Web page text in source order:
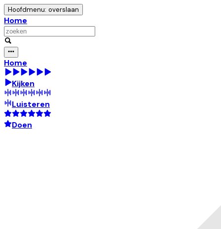
Hoofdmenu: overslaan
Home
Home
Kijken
Luisteren
Doen